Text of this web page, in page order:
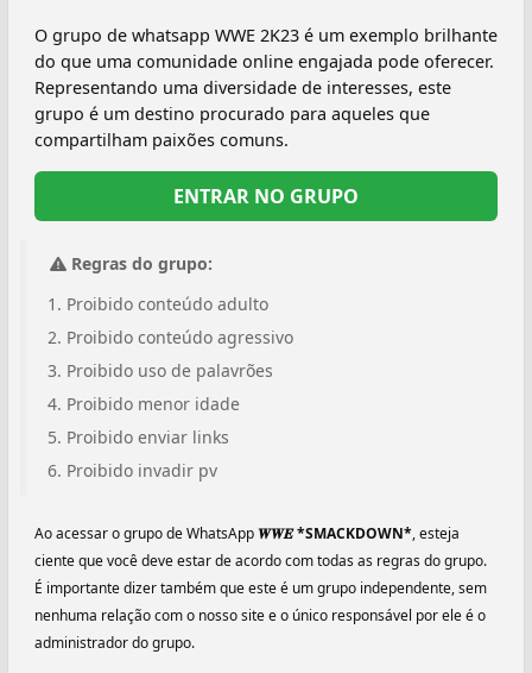
O grupo de whatsapp WWE 2K23 é um exemplo brilhante
do que uma comunidade online engajada pode oferecer.
Representando uma diversidade de interesses, este
grupo é um destino procurado para aqueles que
compartilham paixões comuns.
ENTRAR NO GRUPO
Regras do grupo:
Proibido conteúdo adulto
Proibido conteúdo agressivo
Proibido uso de palavrões
Proibido menor idade
Proibido enviar links
Proibido invadir pv
Ao acessar o grupo de WhatsApp𝑾𝑾𝑬 *SMACKDOWN*, esteja
ciente que você deve estar de acordo com todas as regras do grupo.
É importante dizer também que este é um grupo independente, sem
nenhuma relação com o nosso site e o único responsável por ele é o
administrador do grupo.